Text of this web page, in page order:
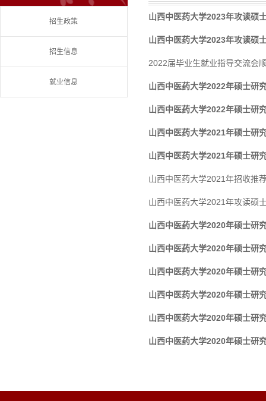
招生政策
招生信息
就业信息
山西中医药大学2023年攻读硕
山西中医药大学2023年攻读硕
2022届毕业生就业指导交流会
山西中医药大学2022年硕士研
山西中医药大学2022年硕士研
山西中医药大学2021年硕士研
山西中医药大学2021年硕士研
山西中医药大学2021年招收推
山西中医药大学2021年攻读硕
山西中医药大学2020年硕士研
山西中医药大学2020年硕士研
山西中医药大学2020年硕士研
山西中医药大学2020年硕士研
山西中医药大学2020年硕士研
山西中医药大学2020年硕士研